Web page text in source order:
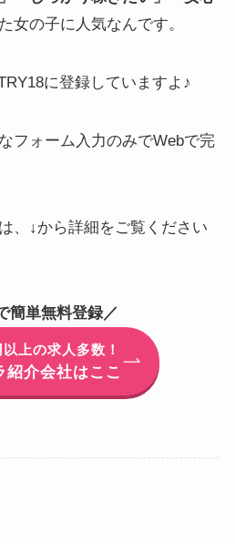
女の子に人気なんです。
に登録していますよ♪
フォーム入力のみでWebで完
、↓から詳細をご覧ください
簡単無料登録／
上の求人多数！
紹介会社はここ